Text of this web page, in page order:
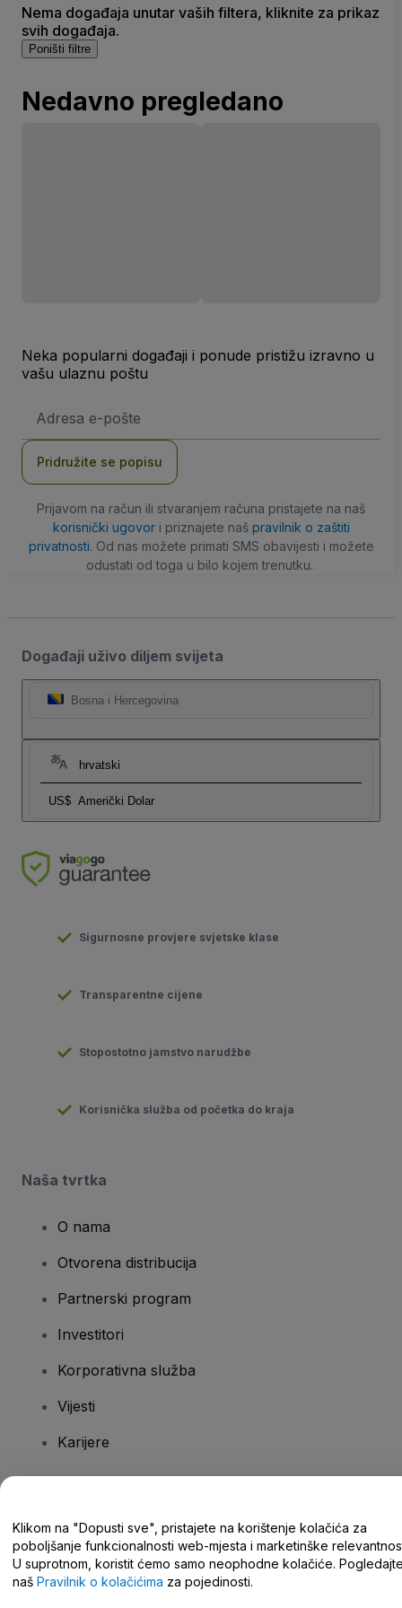
Nema događaja unutar vaših filtera, kliknite za prikaz
svih događaja.
Poništi filtre
Nedavno pregledano
Neka popularni događaji i ponude pristižu izravno u
vašu ulaznu poštu
mail
Pridružite se popisu
Prijavom na račun ili stvaranjem računa pristajete na naš
korisnički ugovori priznajete naš pravilnik o zaštiti
privatnosti. Od nas možete primati SMS obavijesti i možete
odustati od toga u bilo kojem trenutku.
Događaji uživo diljem svijeta
Bosna i Hercegovina
hrvatski
US$ Američki Dolar
Sigurnosne provjere svjetske klase
Transparentne cijene
Stopostotno jamstvo narudžbe
Korisnička služba od početka do kraja
Naša tvrtka
O nama
Otvorena distribucija
Partnerski program
Investitori
Korporativna služba
Vijesti
Karijere
Centar za pomoć/kontaktirajte nas
Klikom na "Dopusti sve", pristajete na korištenje kolačića za
poboljšanje funkcionalnosti web-mjesta i marketinške
U suprotnom, koristit ćemo samo neophodne kolačiće.
naš Pravilnik o kolačićima za pojedinosti.